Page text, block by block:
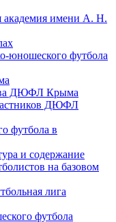
академия имени А. Н.
юношеского футбола
ДЮФЛ Крыма
ДЮФЛ
футбола в
и содержание
на базовом
лига
футбола